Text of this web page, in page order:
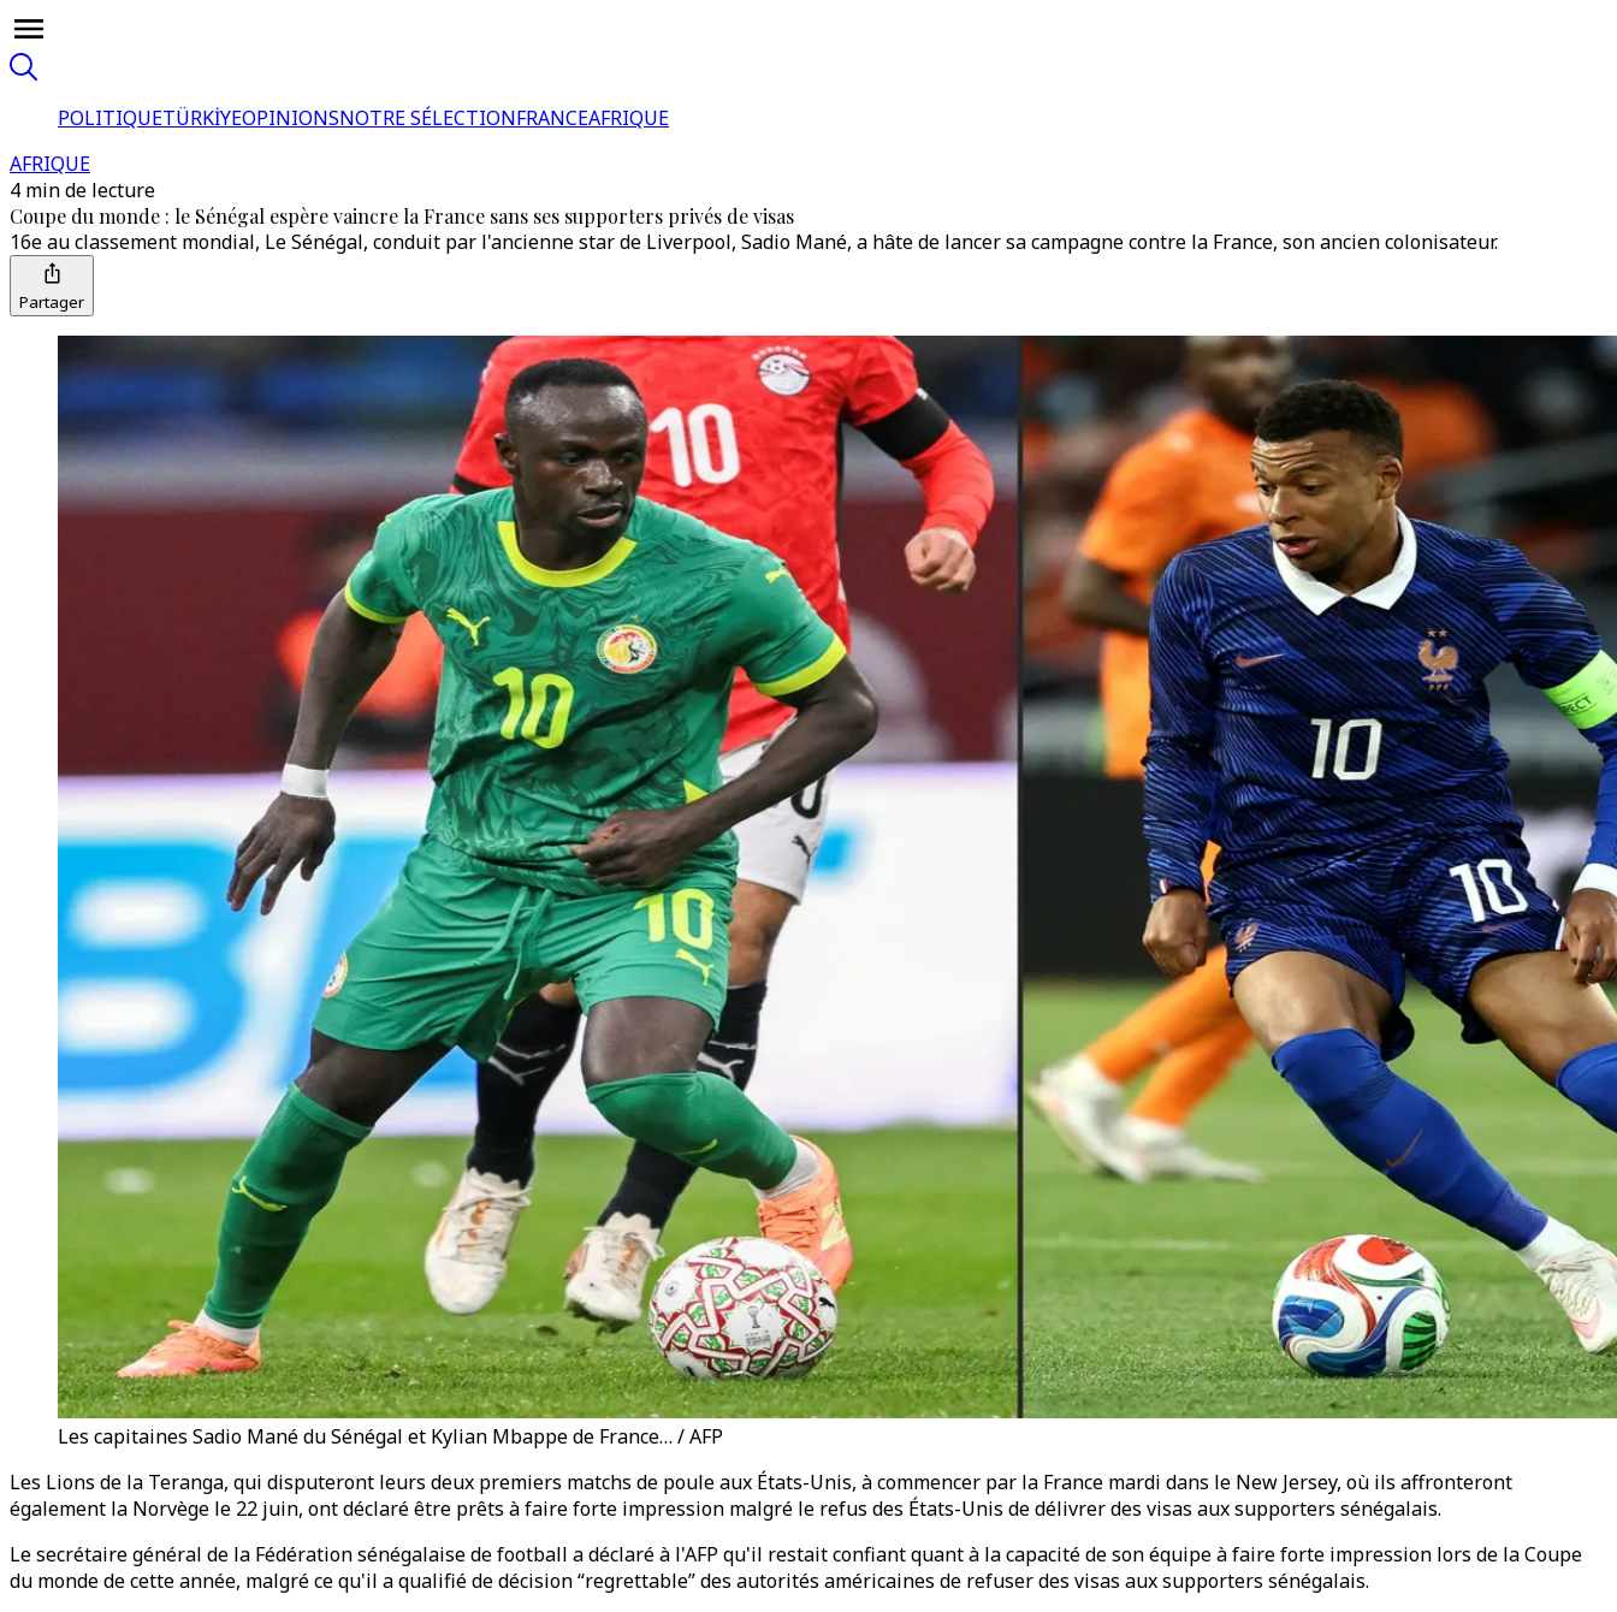
POLITIQUETÜRKİYEOPINIONSNOTRE SÉLECTIONFRANCEAFRIQUE
AFRIQUE
4 min de lecture
Coupe du monde : le Sénégal espère vaincre la France sans ses supporters privés de visas
16e au classement mondial, Le Sénégal, conduit par l'ancienne star de Liverpool, Sadio Mané, a hâte de lancer sa campagne contre la France, son ancien colonisateur.
Partager
Les capitaines Sadio Mané du Sénégal et Kylian Mbappe de France… / AFP
Les Lions de la Teranga, qui disputeront leurs deux premiers matchs de poule aux États-Unis, à commencer par la France mardi dans le New Jersey, où ils affronteront
également la Norvège le 22 juin, ont déclaré être prêts à faire forte impression malgré le refus des États-Unis de délivrer des visas aux supporters sénégalais.
Le secrétaire général de la Fédération sénégalaise de football a déclaré à l'AFP qu'il restait confiant quant à la capacité de son équipe à faire forte impression lors de la Coupe
du monde de cette année, malgré ce qu'il a qualifié de décision “regrettable” des autorités américaines de refuser des visas aux supporters sénégalais.